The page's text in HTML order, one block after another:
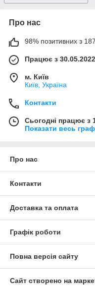
Про нас
98% позитивних з 187
Працює з 30.05.2022
м. Київ
Київ, Україна
Контакти
Сьогодні працює з
Показати весь
Про нас
Контакти
Доставка та оплата
Графік роботи
Повна версія сайту
Сайт створено на